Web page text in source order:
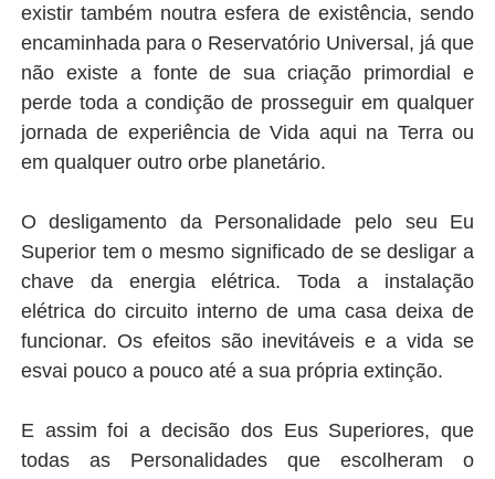
existir também noutra esfera de existência, sendo
encaminhada para o Reservatório Universal, já que
não existe a fonte de sua criação primordial e
perde toda a condição de prosseguir em qualquer
jornada de experiência de Vida aqui na Terra ou
em qualquer outro orbe planetário.
O desligamento da Personalidade pelo seu Eu
Superior tem o mesmo significado de se desligar a
chave da energia elétrica. Toda a instalação
elétrica do circuito interno de uma casa deixa de
funcionar. Os efeitos são inevitáveis e a vida se
esvai pouco a pouco até a sua própria extinção.
E assim foi a decisão dos Eus Superiores, que
todas as Personalidades que escolheram o